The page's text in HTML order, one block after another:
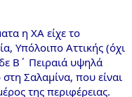
η ΧΑ είχε το
Υπόλοιπο Αττικής (όχι
Β΄ Πειραιά υψηλά
Σαλαμίνα, που είναι
της περιφέρειας.